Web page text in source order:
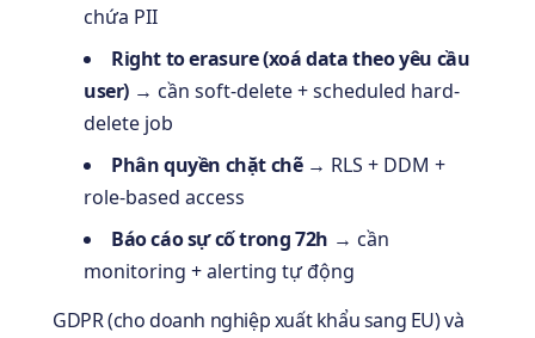
chứa PII
Right to erasure (xoá data theo yêu cầu
user) → cần soft-delete + scheduled hard-
delete job
Phân quyền chặt chẽ→ RLS + DDM +
role-based access
Báo cáo sự cố trong 72h → cần
monitoring + alerting tự động
GDPR (cho doanh nghiệp xuất khẩu sang EU) và